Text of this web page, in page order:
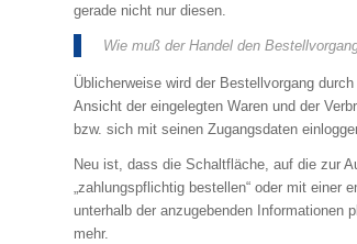
gerade nicht nur diesen.
Wie muß der Handel den
Üblicherweise wird der Bestellvorgang
Ansicht der eingelegten Waren und der
bzw. sich mit seinen Zugangsdaten
Neu ist, dass die Schaltfläche, auf die zur
„zahlungspflichtig bestellen“ oder mit einer
unterhalb der anzugebenden Informationen
mehr.